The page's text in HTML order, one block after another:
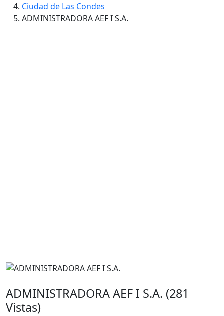
Ciudad de Las Condes
ADMINISTRADORA AEF I S.A.
ADMINISTRADORA AEF I S.A. (281
Vistas)